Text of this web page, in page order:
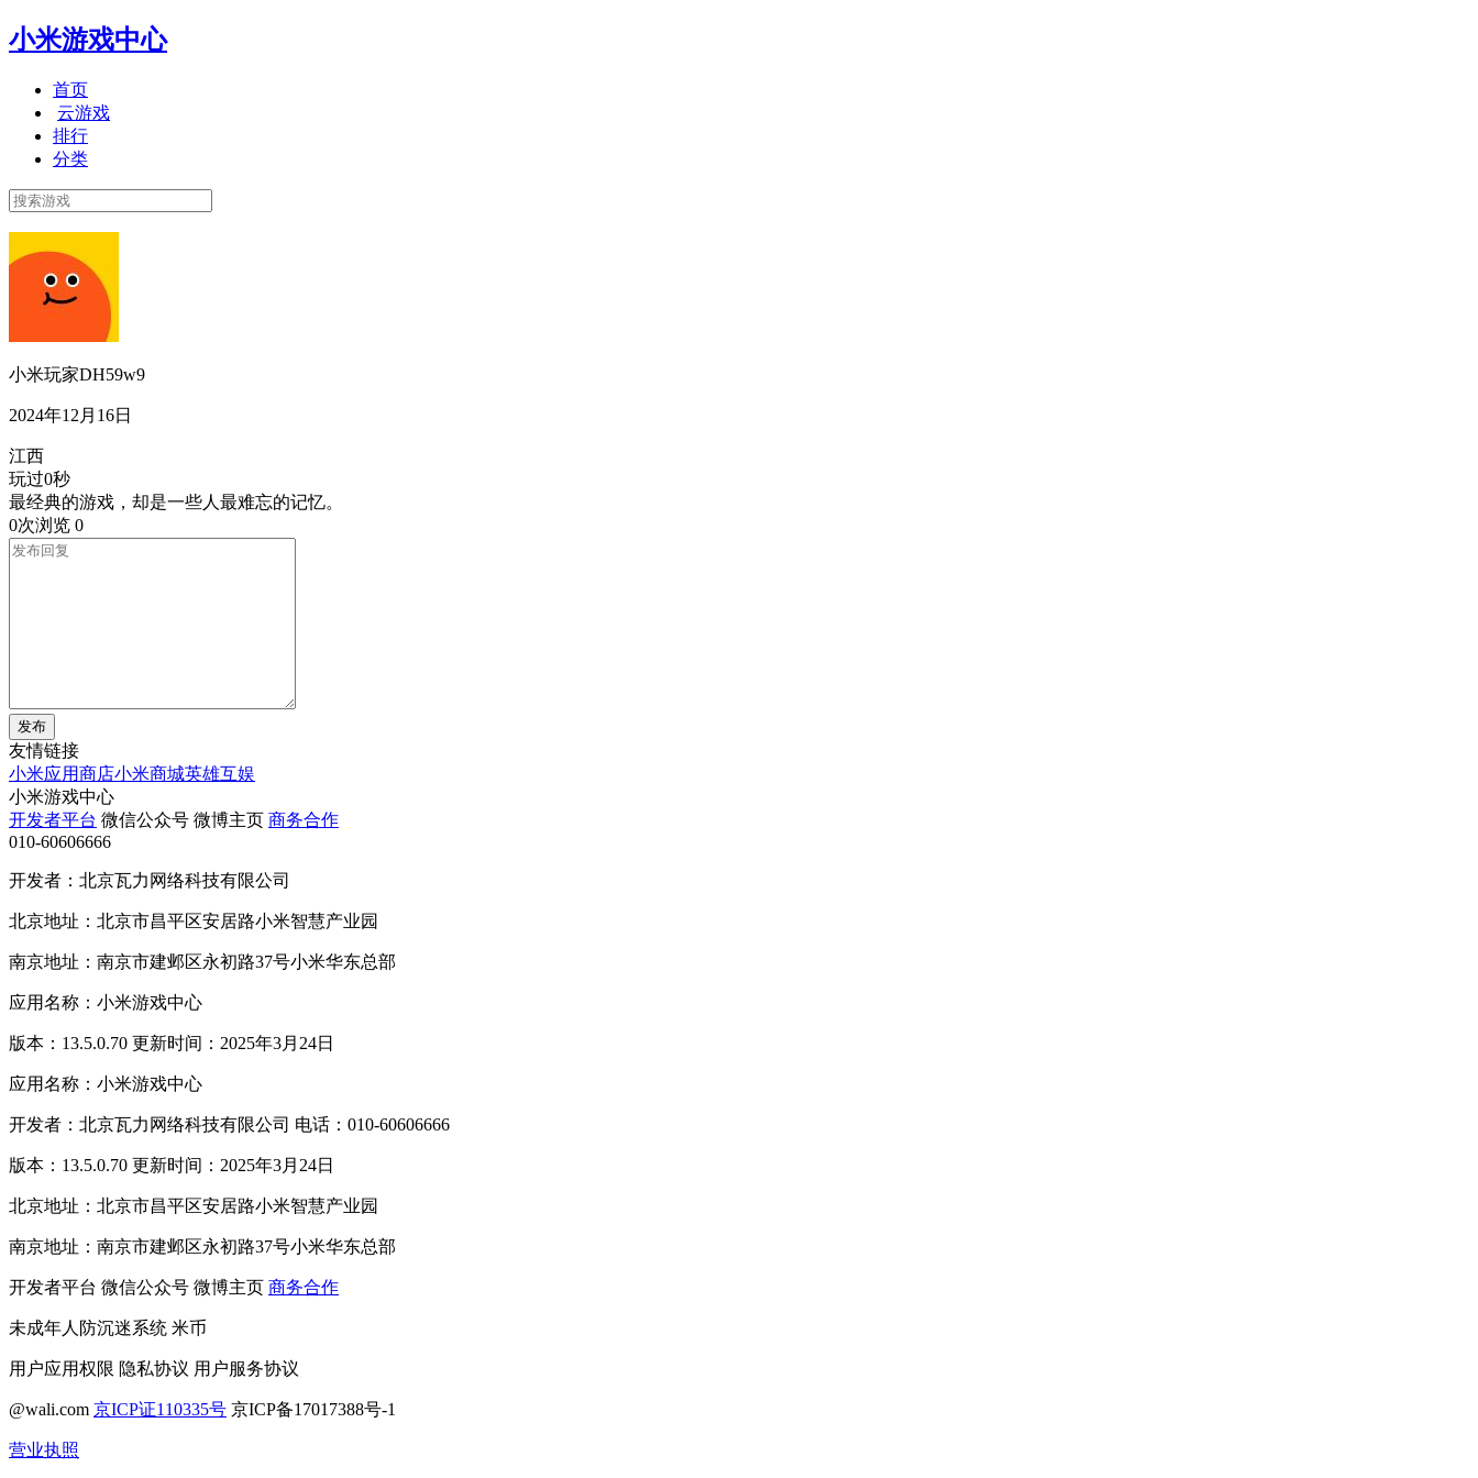
小米游戏中心
首页
云游戏
排行
分类
小米玩家DH59w9
2024年12月16日
江西
玩过0秒
最经典的游戏，却是一些人最难忘的记忆。
0次浏览 0
发布
友情链接
小米应用商店小米商城英雄互娱
小米游戏中心
开发者平台 微信公众号 微博主页 商务合作
010-60606666
开发者：北京瓦力网络科技有限公司
北京地址：北京市昌平区安居路小米智慧产业园
南京地址：南京市建邺区永初路37号小米华东总部
应用名称：小米游戏中心
版本：13.5.0.70 更新时间：2025年3月24日
应用名称：小米游戏中心
开发者：北京瓦力网络科技有限公司 电话：010-60606666
版本：13.5.0.70 更新时间：2025年3月24日
北京地址：北京市昌平区安居路小米智慧产业园
南京地址：南京市建邺区永初路37号小米华东总部
开发者平台 微信公众号 微博主页 商务合作
未成年人防沉迷系统 米币
用户应用权限 隐私协议 用户服务协议
@wali.com 京ICP证110335号 京ICP备17017388号-1
营业执照